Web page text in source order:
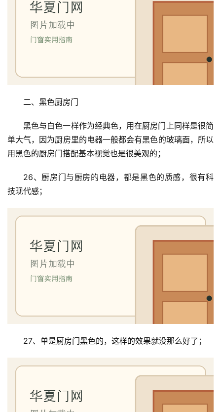
二、黑色厨房门
黑色与白色一样作为经典色，用在厨房门上同样是很简
单大气，因为厨房里的电器一般都会有黑色的玻璃面，所以
用黑色的厨房门搭配基本视觉也是很美观的；
26、厨房门与厨房的电器，都是黑色的质感，很有科
技现代感；
27、单是厨房门黑色的，这样的效果就没那么好了；